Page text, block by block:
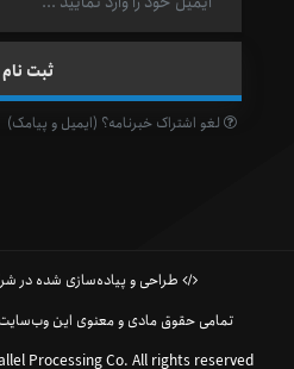
لغو اشتراک خبرنامه؟ (ایمیل و پیامک)
طراحی و پیاده‌سازی شده در
تمامی حقوق مادی و معنوی این
Processing Co. All rights reserved